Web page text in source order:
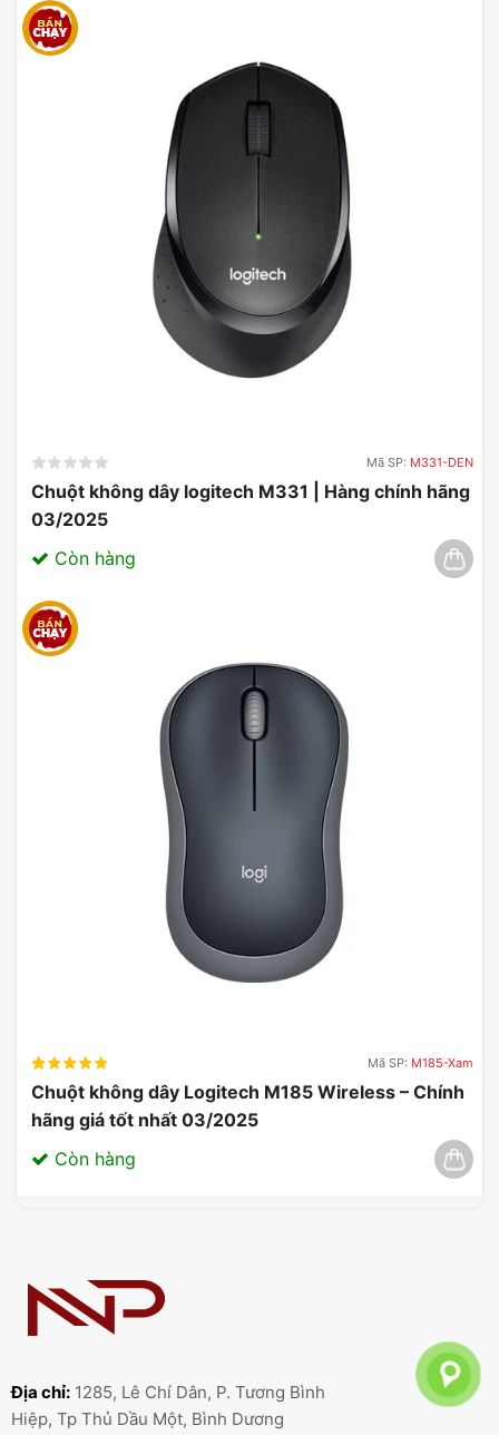
Mã SP: M331-DEN
Chuột không dây logitech M331 | Hàng chính hãng
03/2025
Còn hàng
Mã SP: M185-Xam
Chuột không dây Logitech M185 Wireless – Chính
hãng giá tốt nhất 03/2025
Còn hàng
Địa chỉ: 1285, Lê Chí Dân, P. Tương Bình
Hiệp, Tp Thủ Dầu Một, Bình Dương